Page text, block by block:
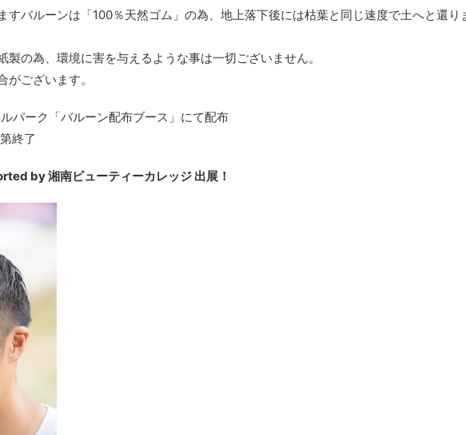
すバルーンは「100％天然ゴム」の為、地上落下後には枯葉と同じ速度で土へと還り
製の為、環境に害を与えるような事は一切ございません。
ございます。
パーク「バルーン配布ブース」にて配布
終了
by 湘南ビューティーカレッジ 出展！